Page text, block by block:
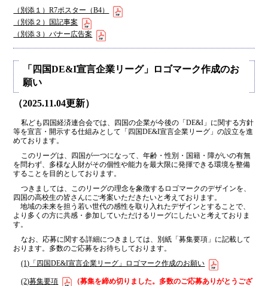
（別添１）R7ポスター（B4）
（別添２）国記事案
（別添３）バナー広告案
「四国DE&I宣言企業リーグ」ロゴマーク作成のお
願い
（2025.11.04更新）
私ども四国経済連合会では、四国の企業が今後の「DE&I」に関する方針
等を宣言・開示する仕組みとして「四国DE&I宣言企業リーグ」の設立を進
めております。
このリーグは、四国が一つになって、年齢・性別・国籍・障がいの有無
を問わず、多様な人財がその個性や能力を最大限に発揮できる環境を整備
することを目的としております。
つきましては、このリーグの理念を象徴するロゴマークのデザインを、
四国の高校生の皆さんにご考案いただきたいと考えております。
地域の未来を担う若い世代の感性を取り入れたデザインとすることで、
より多くの方に共感・参加していただけるリーグにしたいと考えておりま
す。
なお、応募に関する詳細につきましては、別紙「募集要項」に記載して
おります。多数のご応募をお待ちしております。
(1)「四国DE&I宣言企業リーグ」ロゴマーク作成のお願い
(2)募集要項
（募集を締め切りました。多数のご応募ありがとうござ